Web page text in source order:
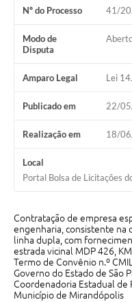
SIC
Notícias
Contato
Perguntas Frequentes
Contratos
Nº do Processo 41/
Modo de
Disputa
Amparo Legal Lei
Publicado em 22/
Realização em 18/
Local
Portal Bolsa de Licitações
Contratação de empresa
engenharia, consistente na
linha dupla, com
estrada vicinal MDP 426,
Termo de Convênio n.º
Governo do Estado de São
Coordenadoria Estadual de
Município de Mirandópolis